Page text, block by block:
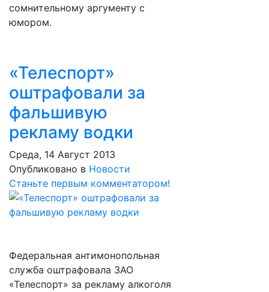
сомнительному аргументу с
юмором.
«Телеспорт»
оштрафовали за
фальшивую
рекламу водки
Среда, 14 Август 2013
Опубликовано в Новости
Станьте первым комментатором!
Федеральная антимонопольная
служба оштрафовала ЗАО
«Телеспорт» за рекламу алкоголя